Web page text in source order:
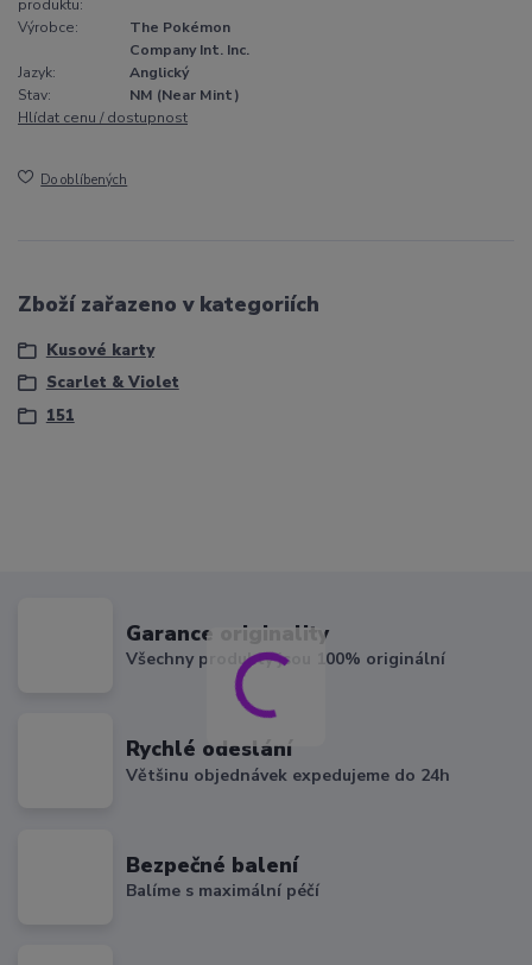
produktu:
Výrobce:
The Pokémon
Company Int. Inc.
Jazyk:
Anglický
Stav:
NM (Near Mint)
Hlídat cenu / dostupnost
Do oblíbených
Zboží zařazeno v kategoriích
Kusové karty
Scarlet & Violet
151
Garance originality
Všechny produkty jsou 100% originální
Rychlé odeslání
Většinu objednávek expedujeme do 24h
Bezpečné balení
Balíme s maximální péčí